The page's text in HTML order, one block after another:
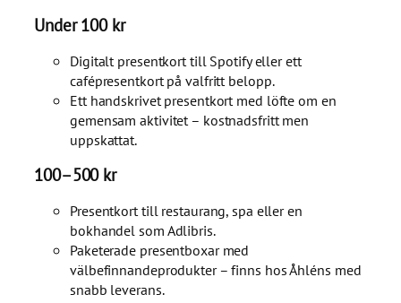
Under 100 kr
Digitalt presentkort till Spotify eller ett
cafépresentkort på valfritt belopp.
Ett handskrivet presentkort med löfte om en
gemensam aktivitet – kostnadsfritt men
uppskattat.
100–500 kr
Presentkort till restaurang, spa eller en
bokhandel som Adlibris.
Paketerade presentboxar med
välbefinnandeprodukter – finns hos Åhléns med
snabb leverans.